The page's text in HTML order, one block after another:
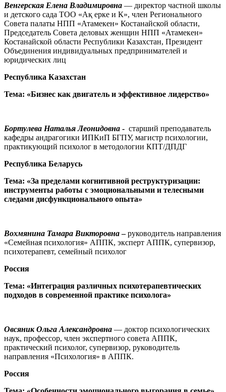
Венгерская Елена Владимировна — директор частной школы
и детского сада ТОО «Ақ ерке и К», член Регионального
Совета палаты НПП «Атамекен» Костанайской области,
Председатель Совета деловых женщин НПП «Атамекен»
Костанайской области Республики Казахстан, Президент
Объединения индивидуальных предпринимателей и
юридических лиц
Республика Казахстан
Тема: «Бизнес как двигатель и эффективное лидерство»
Бортулева Наталья Леонидовна - старший преподаватель
кафедры андрагогики ИПКиП БГПУ, магистр психологии,
практикующий психолог в методологии КПТ/ДПДГ
Республика Беларусь
Тема: «За пределами когнитивной реструктуризации:
инструменты работы с эмоциональными и телесными
следами дисфункционального опыта»
Вохмянина Тамара Викторовна–руководитель направления
«Семейная психология» АППК, эксперт АППК, супервизор,
психотерапевт, семейный психолог
Россия
Тема: «Интеграция различных психотерапевтических
подходов в современной практике психолога»
Овсяник Ольга Александровна — доктор психологических
наук, профессор, член экспертного совета АППК,
практический психолог, супервизор, руководитель
направления «Психология» в АППК.
Россия